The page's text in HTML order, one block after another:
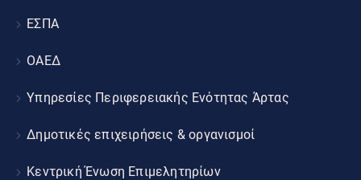
ΕΣΠΑ
ΟΑΕΔ
Υπηρεσίες Περιφερειακής Ενότητας Άρτας
Δημοτικές επιχειρήσεις & οργανισμοί
Κεντρική Ένωση Επιμελητηρίων